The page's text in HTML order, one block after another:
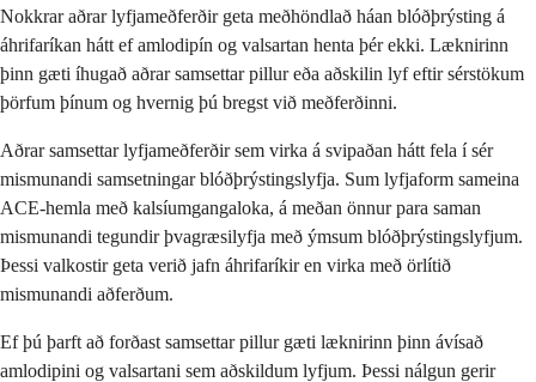
Nokkrar aðrar lyfjameðferðir geta meðhöndlað háan blóðþrýsting á
áhrifaríkan hátt ef amlodipín og valsartan henta þér ekki. Læknirinn
þinn gæti íhugað aðrar samsettar pillur eða aðskilin lyf eftir sérstökum
þörfum þínum og hvernig þú bregst við meðferðinni.
Aðrar samsettar lyfjameðferðir sem virka á svipaðan hátt fela í sér
mismunandi samsetningar blóðþrýstingslyfja. Sum lyfjaform sameina
ACE-hemla með kalsíumgangaloka, á meðan önnur para saman
mismunandi tegundir þvagræsilyfja með ýmsum blóðþrýstingslyfjum.
Þessi valkostir geta verið jafn áhrifaríkir en virka með örlítið
mismunandi aðferðum.
Ef þú þarft að forðast samsettar pillur gæti læknirinn þinn ávísað
amlodipini og valsartani sem aðskildum lyfjum. Þessi nálgun gerir